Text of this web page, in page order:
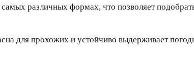
различных формах, что позволяет
для прохожих и устойчиво выдерживает